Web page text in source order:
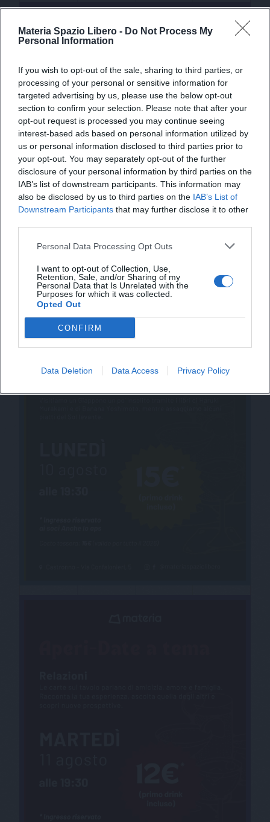
Materia Spazio Libero - Do Not Process My
Personal Information
If you wish to opt-out of the sale, sharing to third parties, or
processing of your personal or sensitive information for
targeted advertising by us, please use the below opt-out
section to confirm your selection. Please note that after your
opt-out request is processed you may continue seeing
interest-based ads based on personal information utilized by
us or personal information disclosed to third parties prior to
your opt-out. You may separately opt-out of the further
disclosure of your personal information by third parties on the
IAB’s list of downstream participants. This information may
also be disclosed by us to third parties on the IAB’s List of
Downstream Participants that may further disclose it to other
Personal Data Processing Opt Outs
I want to opt-out of Collection, Use,
Retention, Sale, and/or Sharing of my
Personal Data that Is Unrelated with the
Purposes for which it was collected.
Opted Out
CONFIRM
Data Deletion Data Access Privacy Policy
X